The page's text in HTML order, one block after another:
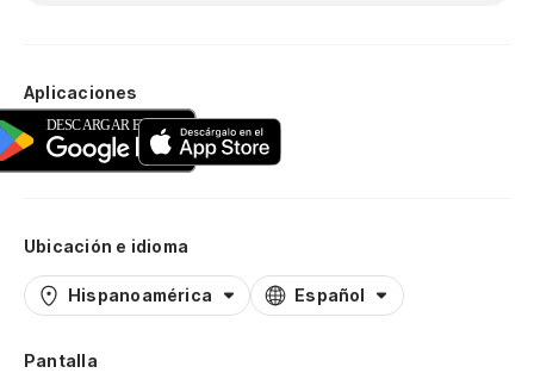
Aplicaciones
Ubicación e idioma
Hispanoamérica Español
Pantalla